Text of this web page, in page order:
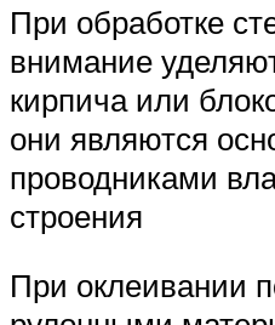
При обработке
внимание
кирпича или
они являются
проводниками
строения
При оклеивании